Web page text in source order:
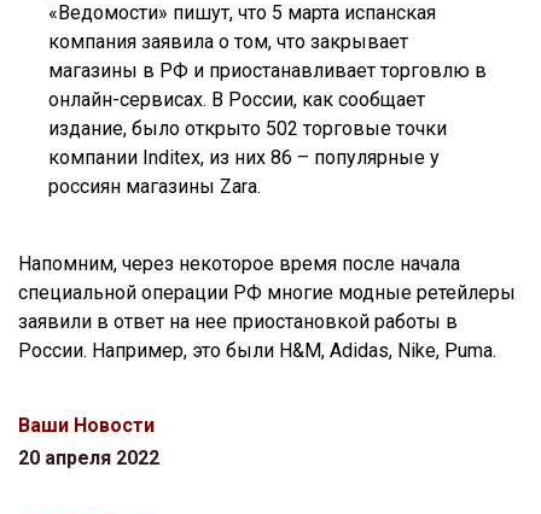
«Ведомости» пишут, что 5 марта испанская
компания заявила о том, что закрывает
магазины в РФ и приостанавливает торговлю в
онлайн-сервисах. В России, как сообщает
издание, было открыто 502 торговые точки
компании Inditex, из них 86 – популярные у
россиян магазины Zara.
Напомним, через некоторое время после начала
специальной операции РФ многие модные ретейлеры
заявили в ответ на нее приостановкой работы в
России. Например, это были H&M, Adidas, Nike, Puma.
Ваши Новости
20 апреля 2022